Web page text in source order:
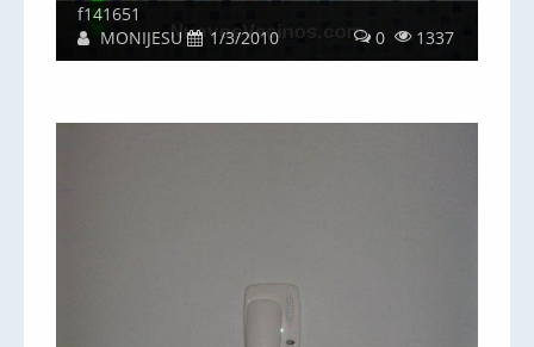
f141651
MONIJESU
1/3/2010 0 1337